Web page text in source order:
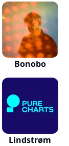
Bonobo
Lindstrøm